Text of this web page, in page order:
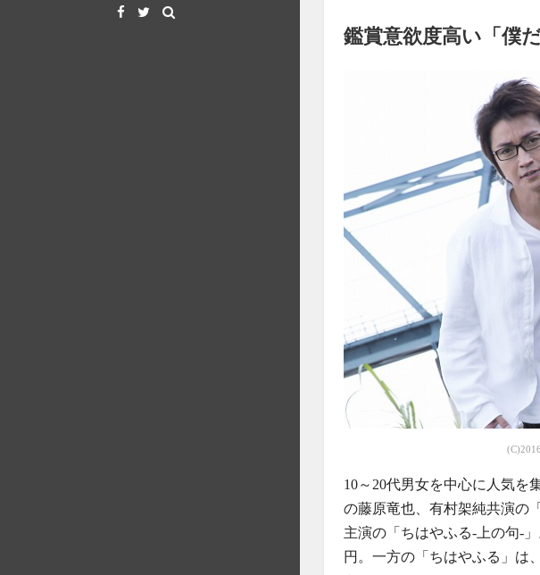
Facebook
Twitter
鑑賞意欲度高い「僕だ
10～20代男女を中心に人気を
の藤原竜也、有村架純共演の
主演の「ちはやふる-上の句-
円。一方の「ちはやふる」は